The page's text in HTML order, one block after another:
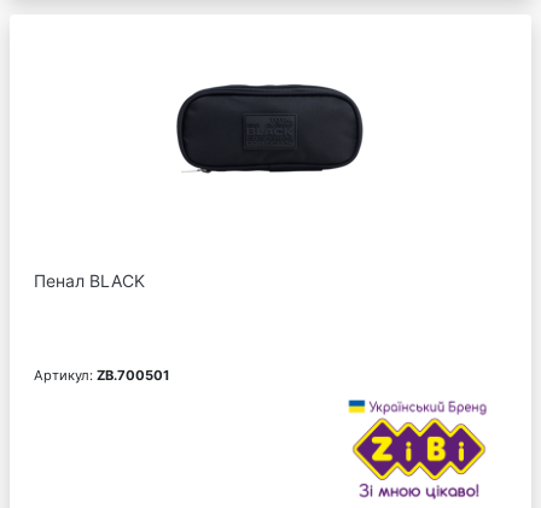
Пенал BLACK
Артикул: ZB.700501